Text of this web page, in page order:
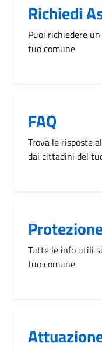
Richiedi
Puoi richiedere
tuo comune
FAQ
Trova le risposte
dai cittadini del
Tutte le info utili
tuo comune